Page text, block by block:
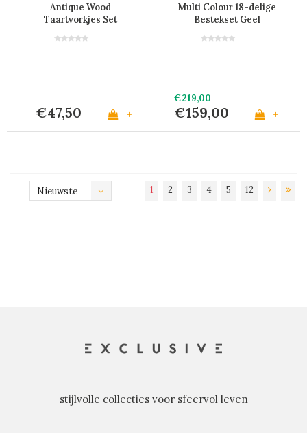
Antique Wood
Taartvorkjes Set
Personen
€47,50 +
Multi Colour 18-delige
Bestekset Geel
€219,00
€159,00 +
Nieuwste
1 2 3 4 5 12
stijlvolle collecties voor sfeervol leven